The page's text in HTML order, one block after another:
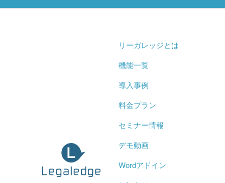
リーガレッジとは
機能一覧
導入事例
料金プラン
セミナー情報
デモ動画
Wordアドイン